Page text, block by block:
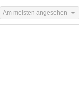
Am meisten angesehen